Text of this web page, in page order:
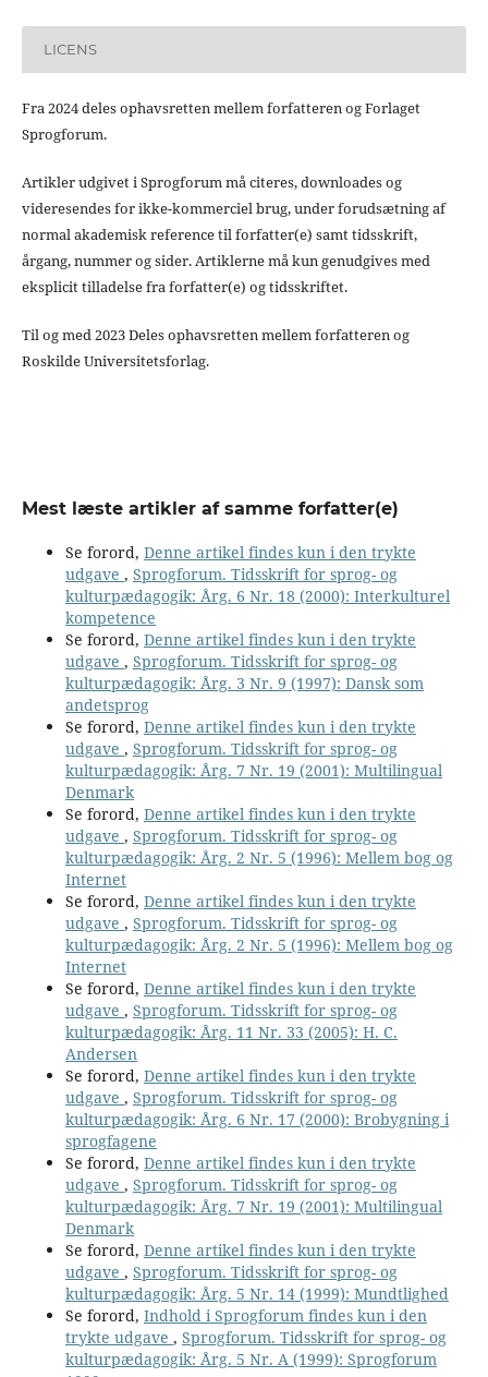
LICENS
Fra 2024 deles ophavsretten mellem forfatteren og Forlaget
Sprogforum.
Artikler udgivet i Sprogforum må citeres, downloades og
videresendes for ikke-kommerciel brug, under forudsætning af
normal akademisk reference til forfatter(e) samt tidsskrift,
årgang, nummer og sider. Artiklerne må kun genudgives med
eksplicit tilladelse fra forfatter(e) og tidsskriftet.
Til og med 2023 Deles ophavsretten mellem forfatteren og
Roskilde Universitetsforlag.
Mest læste artikler af samme forfatter(e)
Se forord, Denne artikel findes kun i den trykte
udgave , Sprogforum. Tidsskrift for sprog- og
kulturpædagogik: Årg. 6 Nr. 18 (2000): Interkulturel
kompetence
Se forord, Denne artikel findes kun i den trykte
udgave , Sprogforum. Tidsskrift for sprog- og
kulturpædagogik: Årg. 3 Nr. 9 (1997): Dansk som
andetsprog
Se forord, Denne artikel findes kun i den trykte
udgave , Sprogforum. Tidsskrift for sprog- og
kulturpædagogik: Årg. 7 Nr. 19 (2001): Multilingual
Denmark
Se forord, Denne artikel findes kun i den trykte
udgave , Sprogforum. Tidsskrift for sprog- og
kulturpædagogik: Årg. 2 Nr. 5 (1996): Mellem bog og
Internet
Se forord, Denne artikel findes kun i den trykte
udgave , Sprogforum. Tidsskrift for sprog- og
kulturpædagogik: Årg. 2 Nr. 5 (1996): Mellem bog og
Internet
Se forord, Denne artikel findes kun i den trykte
udgave , Sprogforum. Tidsskrift for sprog- og
kulturpædagogik: Årg. 11 Nr. 33 (2005): H. C.
Andersen
Se forord, Denne artikel findes kun i den trykte
udgave , Sprogforum. Tidsskrift for sprog- og
kulturpædagogik: Årg. 6 Nr. 17 (2000): Brobygning i
sprogfagene
Se forord, Denne artikel findes kun i den trykte
udgave , Sprogforum. Tidsskrift for sprog- og
kulturpædagogik: Årg. 7 Nr. 19 (2001): Multilingual
Denmark
Se forord, Denne artikel findes kun i den trykte
udgave , Sprogforum. Tidsskrift for sprog- og
kulturpædagogik: Årg. 5 Nr. 14 (1999): Mundtlighed
Se forord, Indhold i Sprogforum findes kun i den
trykte udgave , Sprogforum. Tidsskrift for sprog- og
kulturpædagogik: Årg. 5 Nr. A (1999): Sprogforum